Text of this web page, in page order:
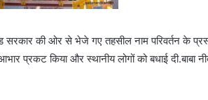
सरकार की ओर से भेजे गए तहसील नाम परिवर्तन के
प्रकट किया और स्थानीय लोगों को बधाई दी.बाबा